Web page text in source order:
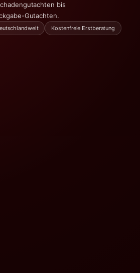
bis
Gutachten.
Kostenfreie Erstberatung